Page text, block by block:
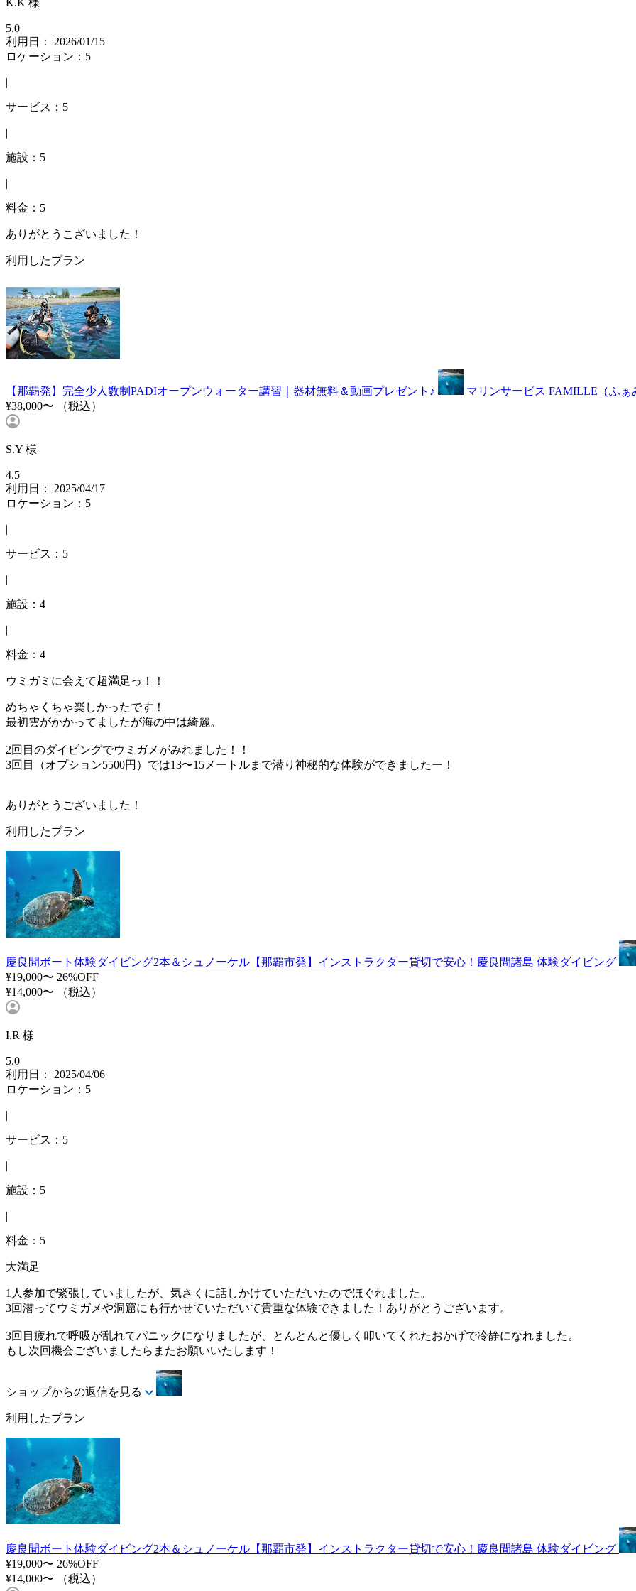
K.K 様
5.0
利用日： 2026/01/15
ロケーション：5
|
サービス：5
|
施設：5
|
料金：5
ありがとうこざいました！
利用したプラン
【那覇発】完全少人数制PADIオープンウォーター講習｜器材無料＆動画プレゼント♪
マリンサービス FAMILLE（ふぁ
¥38,000〜
（税込）
S.Y 様
4.5
利用日： 2025/04/17
ロケーション：5
|
サービス：5
|
施設：4
|
料金：4
ウミガミに会えて超満足っ！！
めちゃくちゃ楽しかったです！
最初雲がかかってましたが海の中は綺麗。
2回目のダイビングでウミガメがみれました！！
3回目（オプション5500円）では13〜15メートルまで潜り神秘的な体験ができましたー！
ありがとうございました！
利用したプラン
慶良間ボート体験ダイビング2本＆シュノーケル【那覇市発】インストラクター貸切で安心！慶良間諸島 体験ダイビング
¥19,000〜 26%OFF
¥14,000〜
（税込）
I.R 様
5.0
利用日： 2025/04/06
ロケーション：5
|
サービス：5
|
施設：5
|
料金：5
大満足
1人参加で緊張していましたが、気さくに話しかけていただいたのでほぐれました。
3回潜ってウミガメや洞窟にも行かせていただいて貴重な体験できました！ありがとうございます。
3回目疲れで呼吸が乱れてパニックになりましたが、とんとんと優しく叩いてくれたおかげで冷静になれました。
もし次回機会ございましたらまたお願いいたします！
ショップからの返信を見る
利用したプラン
慶良間ボート体験ダイビング2本＆シュノーケル【那覇市発】インストラクター貸切で安心！慶良間諸島 体験ダイビング
¥19,000〜 26%OFF
¥14,000〜
（税込）